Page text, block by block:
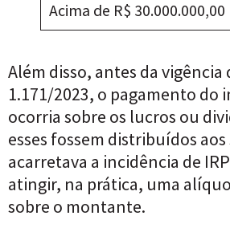
Acima de R$ 30.000.000,00
Além disso, antes da vigência
1.171/2023, o pagamento do
ocorria sobre os lucros ou
esses fossem distribuídos
acarretava a incidência de
atingir, na prática, uma
sobre o montante.